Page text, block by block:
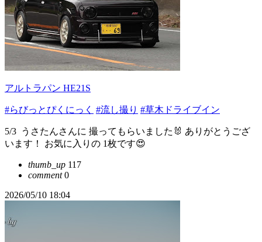
アルトラパン HE21S
#らびっとぴくにっく #流し撮り #草木ドライブイン
5/3 ⁡ ⁡うさたんさんに 撮ってもらいました🐰⁡ ⁡ありがとうござ
います！⁡ ⁡お気に入りの 1枚です😍⁡
thumb_up 117
comment0
2026/05/10 18:04